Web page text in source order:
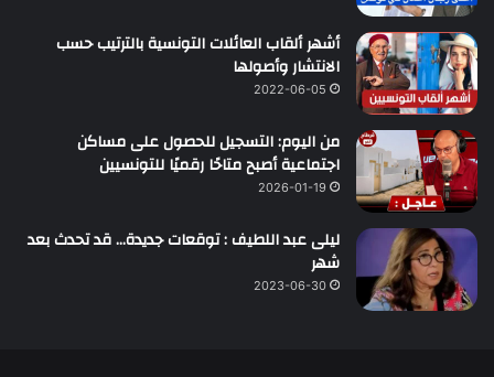
أشهر ألقاب العائلات التونسية بالترتيب حسب
الانتشار وأصولها
2022-06-05
من اليوم: التسجيل للحصول على مساكن
اجتماعية أصبح متاحًا رقميًا للتونسيين
2026-01-19
ليلى عبد اللطيف : توقعات جديدة… قد تحدث بعد
شهر
2023-06-30